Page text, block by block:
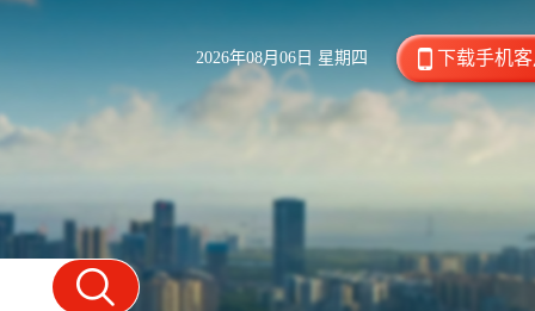
2026年08月06日 星期四 下载手机